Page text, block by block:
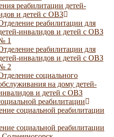
реабилитации детей-
и детей с ОВЗ
реабилитации для
инвалидов и детей с ОВЗ
1
реабилитации для
инвалидов и детей с ОВЗ
2
социального
на дому детей-
и детей с ОВЗ
реабилитации
социальной реабилитации
социальной реабилитации